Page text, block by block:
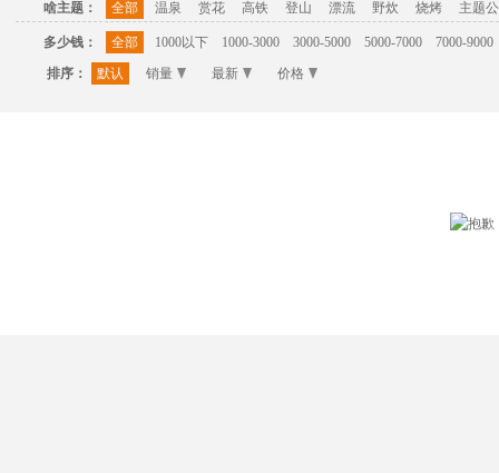
啥主题： 全部 温泉 赏花 高铁 登山 漂流 野炊 烧烤 主题
多少钱： 全部 1000以下 1000-3000 3000-5000 5000-7000
7000-9000
排序：
默认 销量 最新 价格